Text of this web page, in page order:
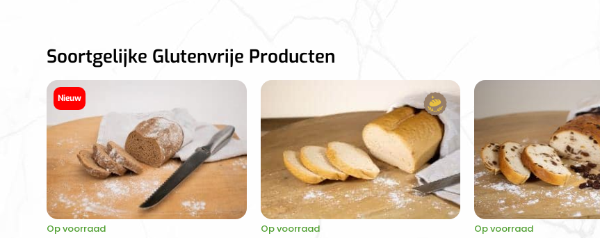
Soortgelijke Glutenvrije Producten
Nieuw
Op voorraad Op voorraad Op voorraad